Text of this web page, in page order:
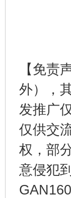
【免责
外），
发推广
仅供交
权，部
意侵犯千